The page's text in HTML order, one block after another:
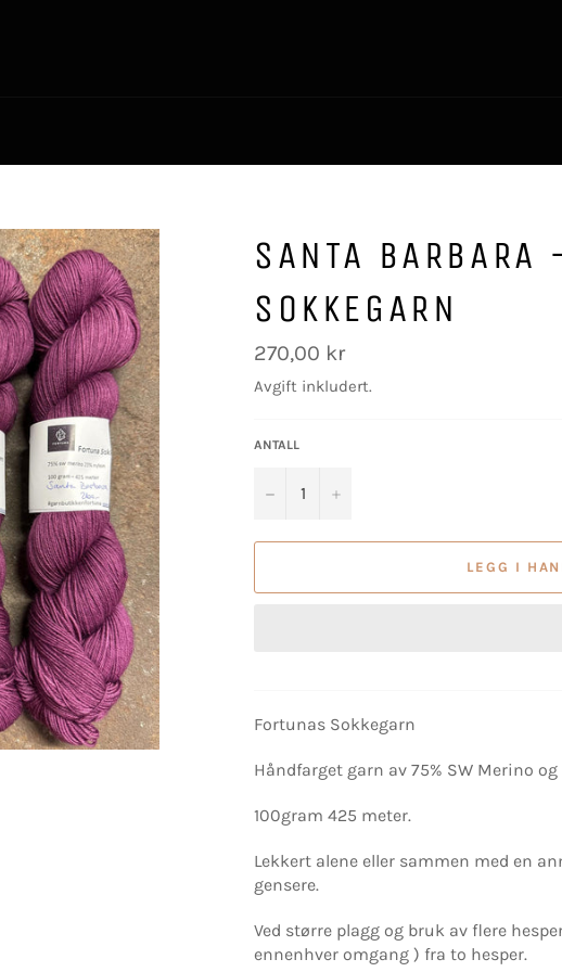
SANTA BARBARA
SOKKEGARN
Vanlig
pris
270,00 kr
Avgift inkludert.
ANTALL
− +
LEGG I
Fortunas Sokkegarn
Håndfarget garn av 75% SW Merino og
100gram 425 meter.
Lekkert alene eller sammen med en
gensere.
Ved større plagg og bruk av flere
ennenhver omgang ) fra to hesper.